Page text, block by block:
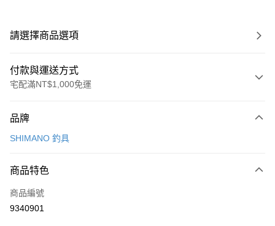
請選擇商品選項
付款與運送方式
宅配滿NT$1,000免運
信用卡一次付款
3 期 0 利率 每期
合作金庫商業銀行
上海商業儲蓄銀行
合作金庫商業銀行
LINE Pay
品牌
SHIMANO 釣具
商品特色
商品編號
9340901